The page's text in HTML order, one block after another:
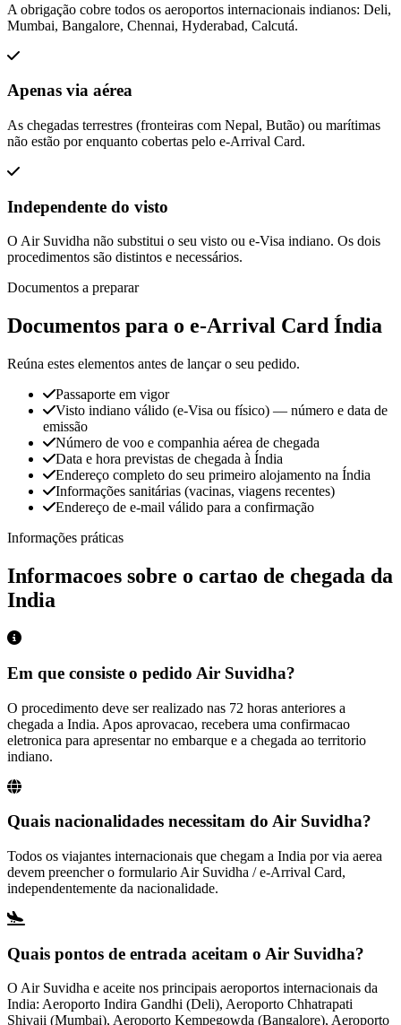
A obrigação cobre todos os aeroportos internacionais indianos: Deli,
Mumbai, Bangalore, Chennai, Hyderabad, Calcutá.
Apenas via aérea
As chegadas terrestres (fronteiras com Nepal, Butão) ou marítimas
não estão por enquanto cobertas pelo e-Arrival Card.
Independente do visto
O Air Suvidha não substitui o seu visto ou e-Visa indiano. Os dois
procedimentos são distintos e necessários.
Documentos a preparar
Documentos para o e-Arrival Card Índia
Reúna estes elementos antes de lançar o seu pedido.
Passaporte em vigor
Visto indiano válido (e-Visa ou físico) — número e data de
emissão
Número de voo e companhia aérea de chegada
Data e hora previstas de chegada à Índia
Endereço completo do seu primeiro alojamento na Índia
Informações sanitárias (vacinas, viagens recentes)
Endereço de e-mail válido para a confirmação
Informações práticas
Informacoes sobre o cartao de chegada da
India
Em que consiste o pedido Air Suvidha?
O procedimento deve ser realizado nas 72 horas anteriores a
chegada a India. Apos aprovacao, recebera uma confirmacao
eletronica para apresentar no embarque e a chegada ao territorio
indiano.
Quais nacionalidades necessitam do Air Suvidha?
Todos os viajantes internacionais que chegam a India por via aerea
devem preencher o formulario Air Suvidha / e-Arrival Card,
independentemente da nacionalidade.
Quais pontos de entrada aceitam o Air Suvidha?
O Air Suvidha e aceite nos principais aeroportos internacionais da
India: Aeroporto Indira Gandhi (Deli), Aeroporto Chhatrapati
Shivaji (Mumbai), Aeroporto Kempegowda (Bangalore), Aeroporto